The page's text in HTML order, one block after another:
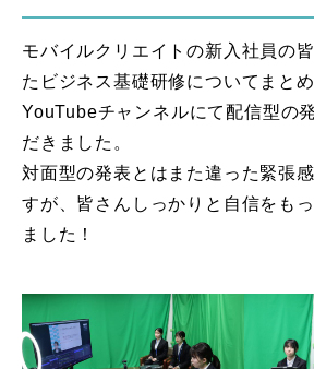
モバイルクリエイトの新入社員の
たビジネス基礎研修についてまと
YouTubeチャンネルにて配信型の
だきました。
対面型の発表とはまた違った緊張
すが、皆さんしっかりと自信をも
ました！